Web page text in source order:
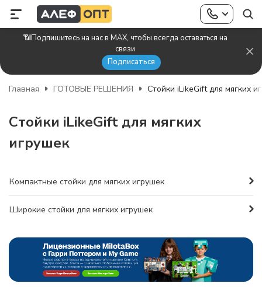
📶Подпишитесь на нас в MAX, чтобы всегда оставаться на
связи
Подписаться
Главная ГОТОВЫЕ РЕШЕНИЯ Стойки iLikeGift для мягких
Стойки iLikeGift для мягких
игрушек
Компактные стойки для мягких игрушек
Широкие стойки для мягких игрушек